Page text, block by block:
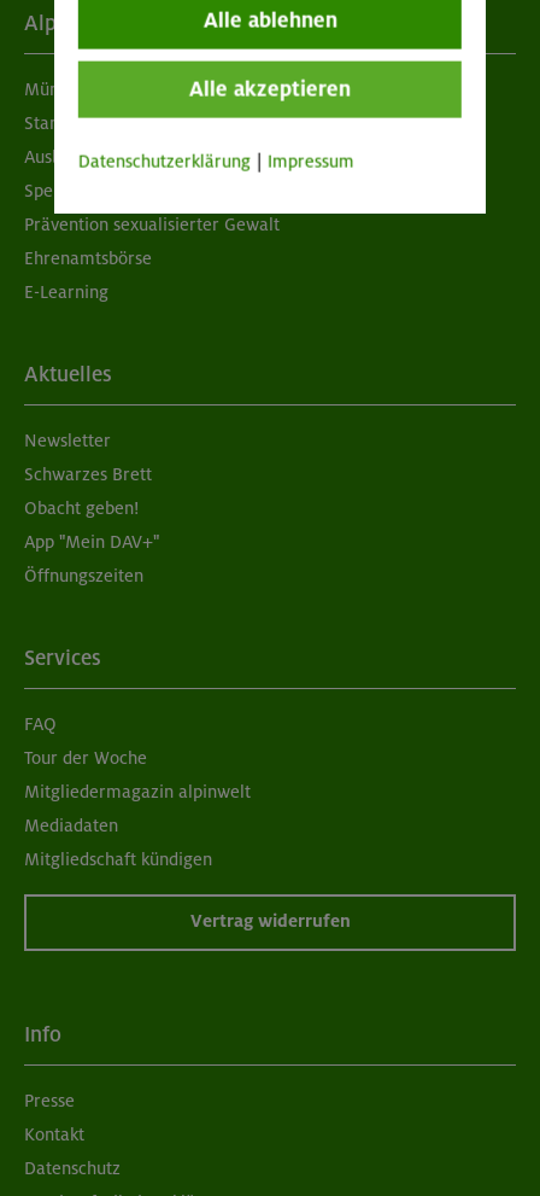
Alpenverein
München & Oberland
Standorte
Ausbildung & Jobs
Spenden
Prävention sexualisierter Gewalt
Ehrenamtsbörse
E-Learning
Aktuelles
Newsletter
Schwarzes Brett
Obacht geben!
App "Mein DAV+"
Öffnungszeiten
Services
FAQ
Tour der Woche
Mitgliedermagazin alpinwelt
Mediadaten
Mitgliedschaft kündigen
Vertrag widerrufen
Info
Presse
Kontakt
Datenschutz
Alle ablehnen
Alle akzeptieren
Datenschutzerklärung Impressum